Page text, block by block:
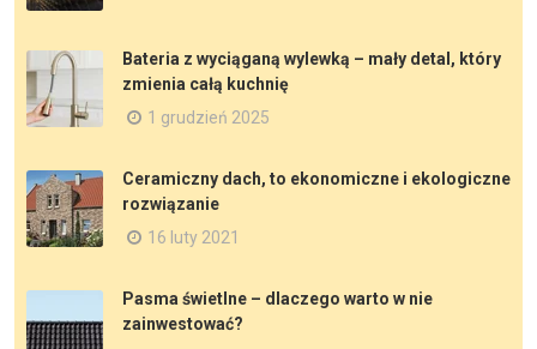
Bateria z wyciąganą wylewką – mały detal, który
zmienia całą kuchnię
1 grudzień 2025
Ceramiczny dach, to ekonomiczne i ekologiczne
rozwiązanie
16 luty 2021
Pasma świetlne – dlaczego warto w nie
zainwestować?